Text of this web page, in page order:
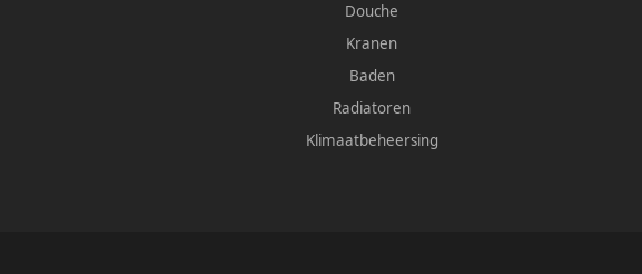
Douche
Kranen
Baden
Radiatoren
Klimaatbeheersing